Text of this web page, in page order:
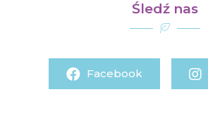
Śledź nas
Facebook